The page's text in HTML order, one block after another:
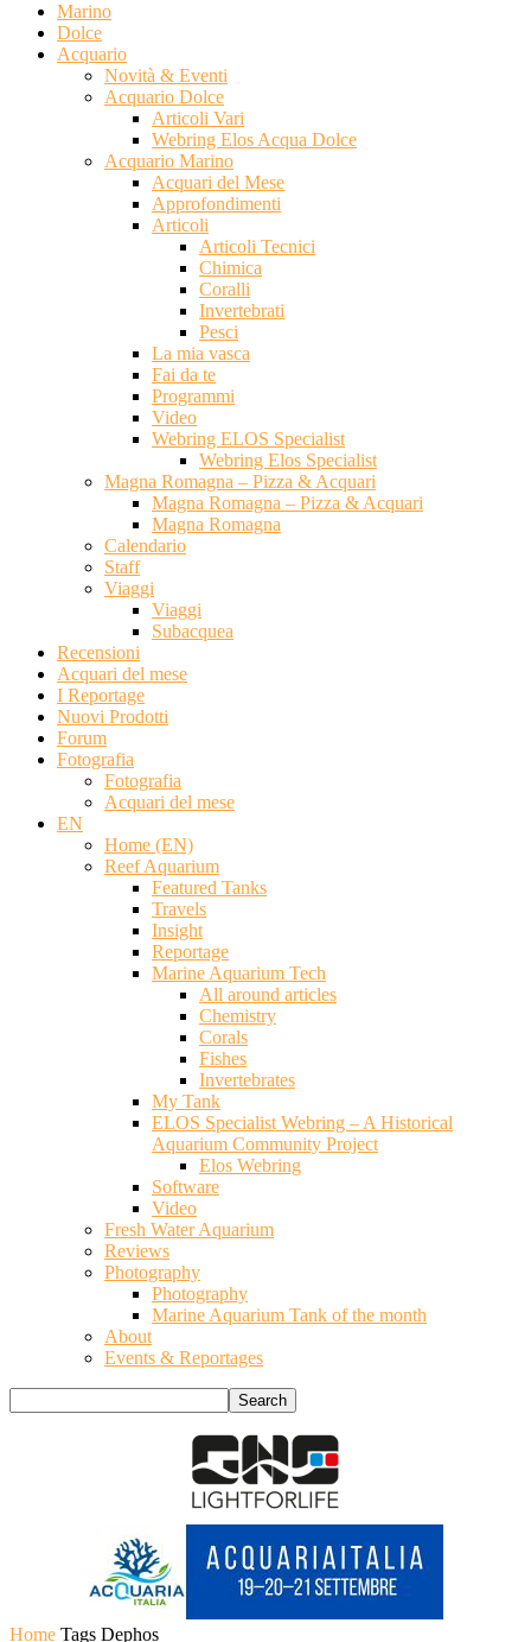
Marino
Dolce
Acquario
Novità & Eventi
Acquario Dolce
Articoli Vari
Webring Elos Acqua Dolce
Acquario Marino
Acquari del Mese
Approfondimenti
Articoli
Articoli Tecnici
Chimica
Coralli
Invertebrati
Pesci
La mia vasca
Fai da te
Programmi
Video
Webring ELOS Specialist
Webring Elos Specialist
Magna Romagna – Pizza & Acquari
Magna Romagna – Pizza & Acquari
Magna Romagna
Calendario
Staff
Viaggi
Viaggi
Subacquea
Recensioni
Acquari del mese
I Reportage
Nuovi Prodotti
Forum
Fotografia
Fotografia
Acquari del mese
EN
Home (EN)
Reef Aquarium
Featured Tanks
Travels
Insight
Reportage
Marine Aquarium Tech
All around articles
Chemistry
Corals
Fishes
Invertebrates
My Tank
ELOS Specialist Webring – A Historical
Aquarium Community Project
Elos Webring
Software
Video
Fresh Water Aquarium
Reviews
Photography
Photography
Marine Aquarium Tank of the month
About
Events & Reportages
Home Tags Dephos